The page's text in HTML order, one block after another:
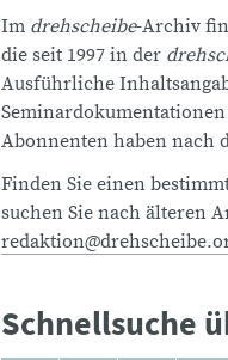
Im drehscheibe-Archiv
die seit 1997 in der
Ausführliche
Abonnenten haben nach
Finden Sie einen
suchen Sie nach älteren
Schnellsuche